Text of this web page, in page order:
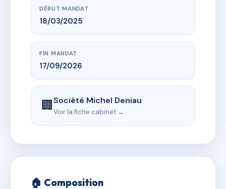
DÉBUT MANDAT
18/03/2025
FIN MANDAT
17/09/2026
🏢Société Michel Deniau
Voir la fiche cabinet →
🏠 Composition